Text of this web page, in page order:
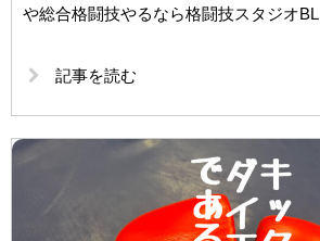
や総合格闘技やるなら格闘技スタジオBL
記事を読む